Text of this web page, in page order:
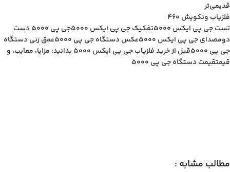
قدیمی‌تر
فلزیاب ونکویش 460
تست جی پی ایکس 5000
تفکیک جی پی ایکس 5000
جی پی ۵۰۰۰ دست
دومصدای جی پی ایکس 5000 عکس دستگاه جی پی 5000
عمق زنی دستگاه
جی پی 5۰۰0
قبل از خرید فلزیاب جی پی ایکس 5000 بدانید: مزایا، معایب، و
قیمتقیمت دستگاه جی پی 5000
مطالب مشابه :